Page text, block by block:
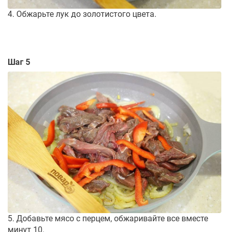
4. Обжарьте лук до золотистого цвета.
Шаг 5
5. Добавьте мясо с перцем, обжаривайте все вместе
минут 10.